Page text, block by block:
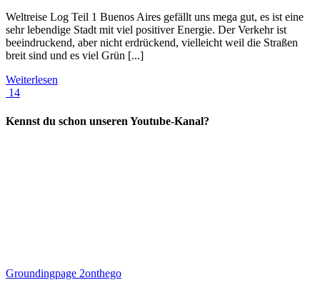
Weltreise Log Teil 1 Buenos Aires gefällt uns mega gut, es ist eine
sehr lebendige Stadt mit viel positiver Energie. Der Verkehr ist
beeindruckend, aber nicht erdrückend, vielleicht weil die Straßen
breit sind und es viel Grün [...]
Weiterlesen
14
Kennst du schon unseren Youtube-Kanal?
Groundingpage 2onthego